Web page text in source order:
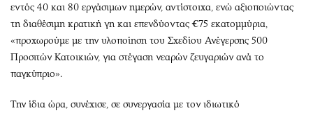
εντός 40 και 80 εργάσιμων ημερών, αντίστοιχα, ενώ αξιοποιώντας
τη διαθέσιμη κρατική γη και επενδύοντας €75 εκατομμύρια,
«προχωρούμε με την υλοποίηση του Σχεδίου Ανέγερσης 500
Προσιτών Κατοικιών, για στέγαση νεαρών ζευγαριών ανά το
παγκύπριο».
Την ίδια ώρα, συνέχισε, σε συνεργασία με τον ιδιωτικό